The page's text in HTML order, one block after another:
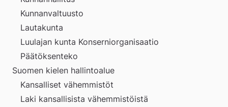
Kunnanvaltuusto
Lautakunta
Luulajan kunta Konserniorganisaatio
Päätöksenteko
Suomen kielen hallintoalue
Kansalliset vähemmistöt
Laki kansallisista vähemmistöistä